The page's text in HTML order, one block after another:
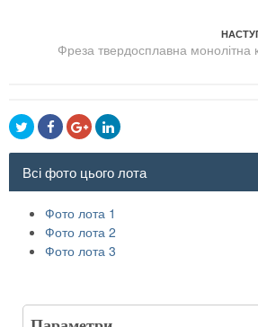
Фреза твердосплавна монолітна
Всі фото цього лота
Фото лота 1
Фото лота 2
Фото лота 3